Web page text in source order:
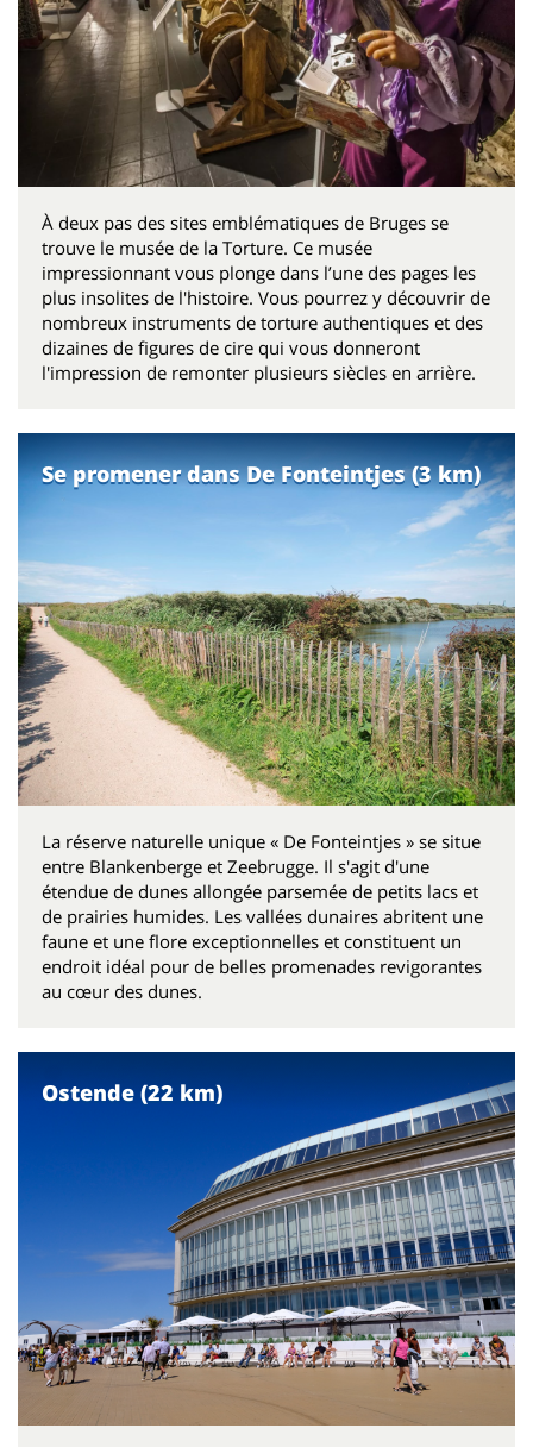
À deux pas des sites emblématiques de Bruges se
trouve le musée de la Torture. Ce musée
impressionnant vous plonge dans l’une des pages les
plus insolites de l'histoire. Vous pourrez y découvrir de
nombreux instruments de torture authentiques et des
dizaines de figures de cire qui vous donneront
l'impression de remonter plusieurs siècles en arrière.
Se promener dans De Fonteintjes (3 km)
La réserve naturelle unique « De Fonteintjes » se situe
entre Blankenberge et Zeebrugge. Il s'agit d'une
étendue de dunes allongée parsemée de petits lacs et
de prairies humides. Les vallées dunaires abritent une
faune et une flore exceptionnelles et constituent un
endroit idéal pour de belles promenades revigorantes
au cœur des dunes.
Ostende (22 km)